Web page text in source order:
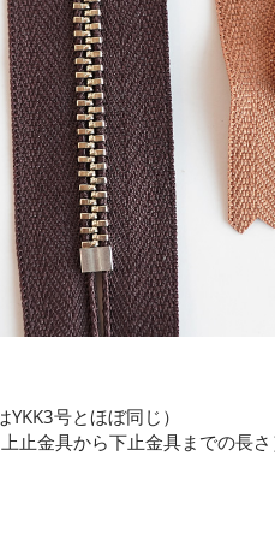
号とほぼ同じ）
止金具から下止金具までの長